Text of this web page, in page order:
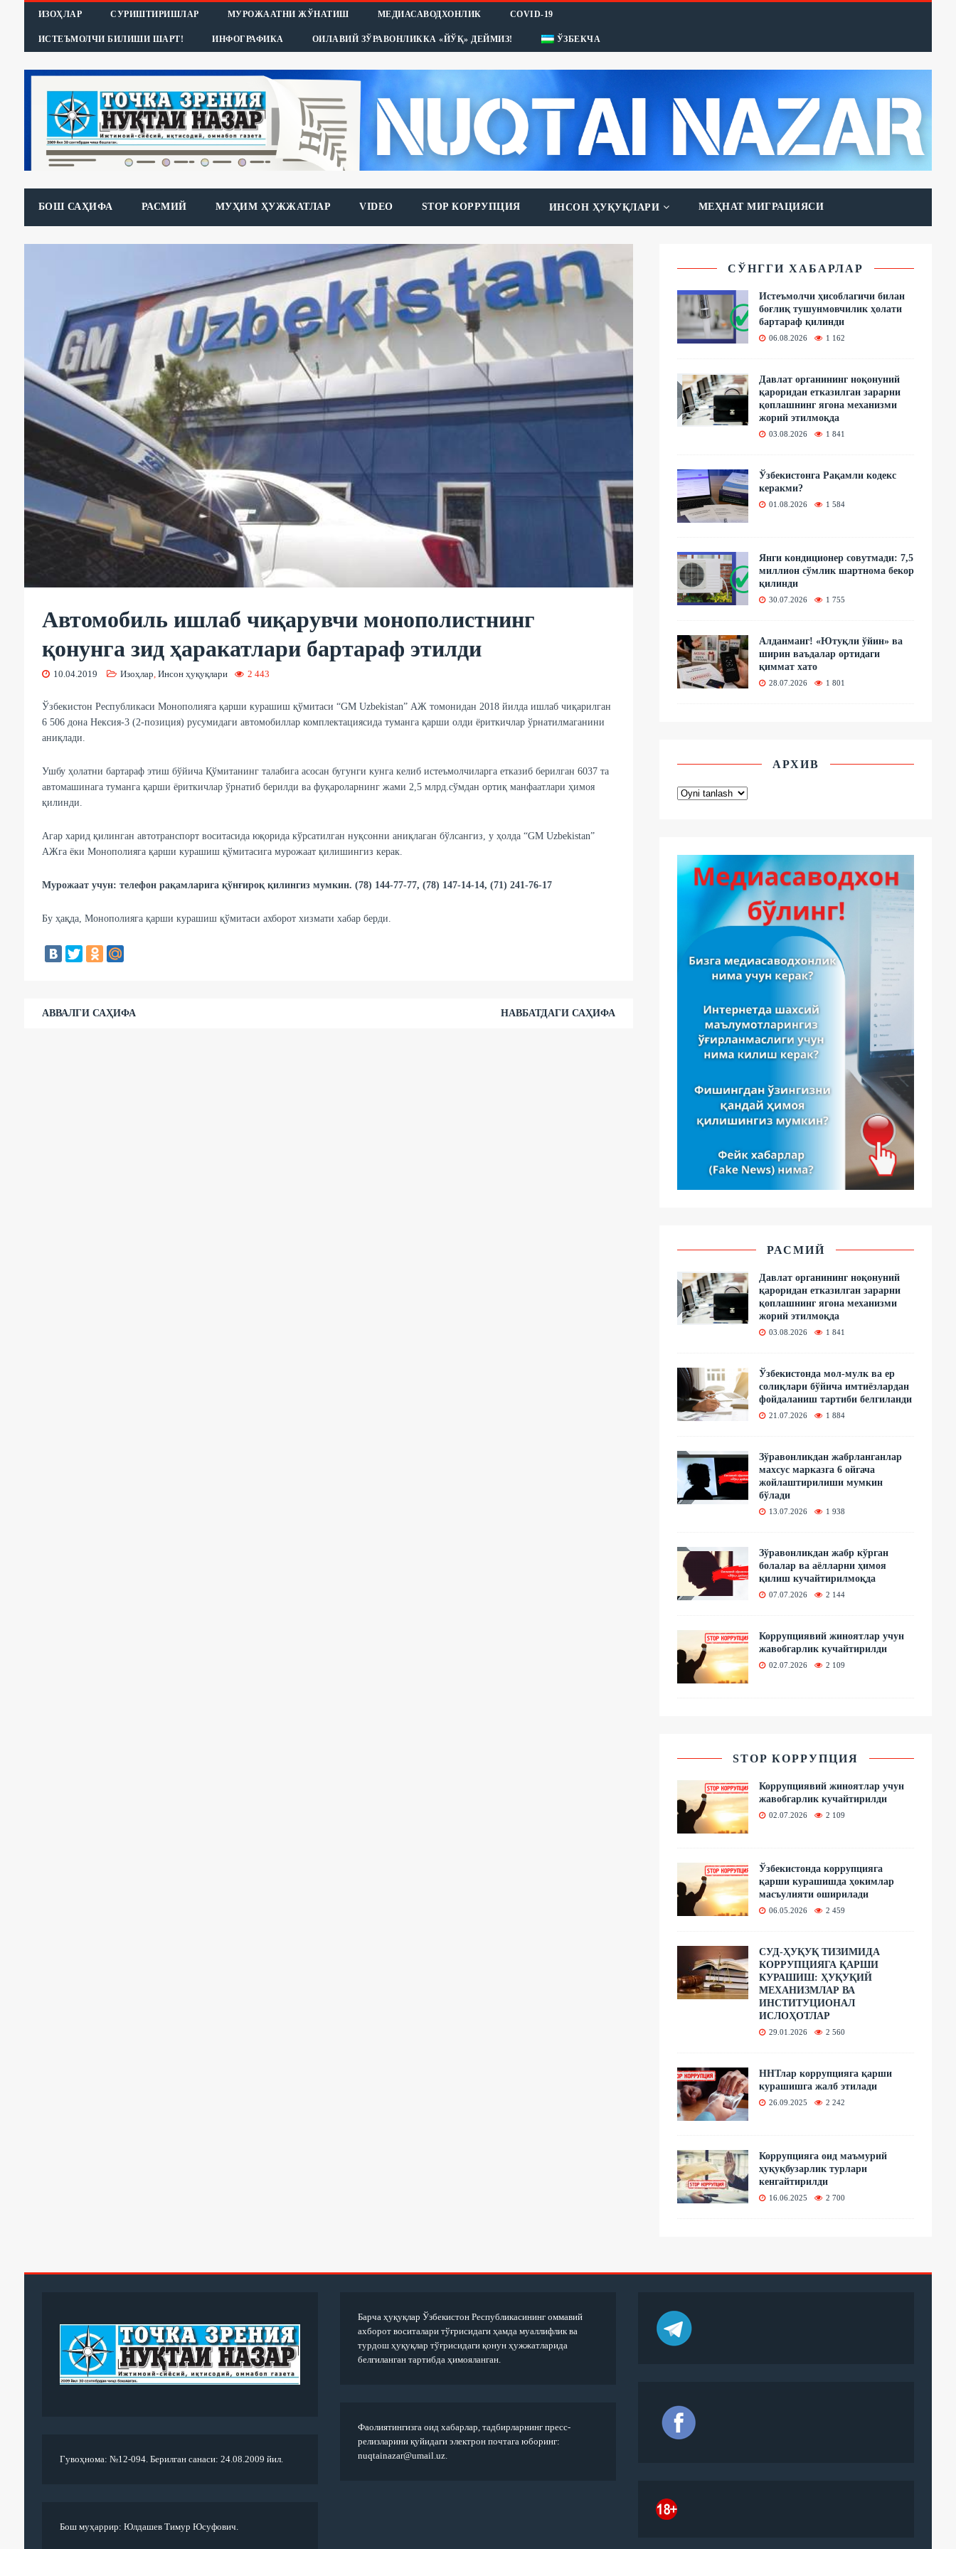
ИЗОҲЛАР СУРИШТИРИШЛАР МУРОЖААТНИ ЖЎНАТИШ МЕДИАСАВОДХОНЛИК COVID-19
ИСТЕЪМОЛЧИ БИЛИШИ ШАРТ! ИНФОГРАФИКА ОИЛАВИЙ ЗЎРАВОНЛИККА «ЙЎҚ» ДЕЙМИЗ! ЎЗБЕКЧА
БОШ САҲИФА РАСМИЙ МУҲИМ ҲУЖЖАТЛАР VIDEO STOP КОРРУПЦИЯ ИНСОН ҲУҚУҚЛАРИ МЕҲНАТ МИГРАЦИЯСИ
Автомобиль ишлаб чиқарувчи монополистнинг
қонунга зид ҳаракатлари бартараф этилди
10.04.2019 Изоҳлар Инсон ҳуқуқлари 2 443
Ўзбекистон Республикаси Монополияга қарши курашиш қўмитаси “GM Uzbekistan” АЖ томонидан 2018 йилда ишлаб чиқарилган
6 506 дона Нексия-3 (2-позиция) русумидаги автомобиллар комплектациясида туманга қарши олди ёриткичлар ўрнатилмаганини
аниқлади.
Ушбу ҳолатни бартараф этиш бўйича Қўмитанинг талабига асосан бугунги кунга келиб истеъмолчиларга етказиб берилган 6037 та
автомашинага туманга қарши ёриткичлар ўрнатиб берилди ва фуқароларнинг жами 2,5 млрд.сўмдан ортиқ манфаатлари ҳимоя
қилинди.
Агар харид қилинган автотранспорт воситасида юқорида кўрсатилган нуқсонни аниқлаган бўлсангиз, у ҳолда “GM Uzbekistan”
АЖга ёки Монополияга қарши курашиш қўмитасига мурожаат қилишингиз керак.
Мурожаат учун: телефон рақамларига қўнғироқ қилингиз мумкин. (78) 144-77-77, (78) 147-14-14, (71) 241-76-17
Бу ҳақда, Монополияга қарши курашиш қўмитаси ахборот хизмати хабар берди.
АВВАЛГИ САҲИФА НАВБАТДАГИ САҲИФА
СЎНГГИ ХАБАРЛАР
Истеъмолчи ҳисоблагичи билан
боғлиқ тушунмовчилик ҳолати
бартараф қилинди
06.08.2026 1 162
Давлат органининг ноқонуний
қароридан етказилган зарарни
қоплашнинг ягона механизми
жорий этилмоқда
03.08.2026 1 841
Ўзбекистонга Рақамли кодекс
керакми?
01.08.2026 1 584
Янги кондиционер совутмади: 7,5
миллион сўмлик шартнома бекор
қилинди
30.07.2026 1 755
Алданманг! «Ютуқли ўйин» ва
ширин ваъдалар ортидаги
қиммат хато
28.07.2026 1 801
АРХИВ
РАСМИЙ
Давлат органининг ноқонуний
қароридан етказилган зарарни
қоплашнинг ягона механизми
жорий этилмоқда
03.08.2026 1 841
Ўзбекистонда мол-мулк ва ер
солиқлари бўйича имтиёзлардан
фойдаланиш тартиби белгиланди
21.07.2026 1 884
Зўравонликдан жабрланганлар
махсус марказга 6 ойгача
жойлаштирилиши мумкин
бўлади
13.07.2026 1 938
Зўравонликдан жабр кўрган
болалар ва аёлларни ҳимоя
қилиш кучайтирилмоқда
07.07.2026 2 144
Коррупциявий жиноятлар учун
жавобгарлик кучайтирилди
02.07.2026 2 109
STOP КОРРУПЦИЯ
Коррупциявий жиноятлар учун
жавобгарлик кучайтирилди
02.07.2026 2 109
Ўзбекистонда коррупцияга
қарши курашишда ҳокимлар
масъулияти оширилади
06.05.2026 2 459
СУД-ҲУҚУҚ ТИЗИМИДА
КОРРУПЦИЯГА ҚАРШИ
КУРАШИШ: ҲУҚУҚИЙ
МЕХАНИЗМЛАР ВА
ИНСТИТУЦИОНАЛ
ИСЛОҲОТЛАР
29.01.2026 2 560
ННТлар коррупцияга қарши
курашишга жалб этилади
26.09.2025 2 242
Коррупцияга оид маъмурий
ҳуқуқбузарлик турлари
кенгайтирилди
16.06.2025 2 700
Гувоҳнома: №12-094. Берилган санаси: 24.08.2009 йил.
Бош муҳаррир: Юлдашев Тимур Юсуфович.
Барча ҳуқуқлар Ўзбекистон Республикасининг оммавий
ахборот воситалари тўғрисидаги ҳамда муаллифлик ва
турдош ҳуқуқлар тўғрисидаги қонун ҳужжатларида
белгиланган тартибда ҳимояланган.
Фаолиятингизга оид хабарлар, тадбирларнинг пресс-
релизларини қуйидаги электрон почтага юборинг:
nuqtainazar@umail.uz.